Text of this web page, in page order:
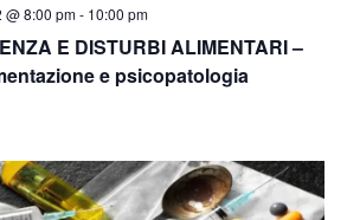
@ 8:00 pm- 10:00 pm
E DISTURBI ALIMENTARI –
e psicopatologia